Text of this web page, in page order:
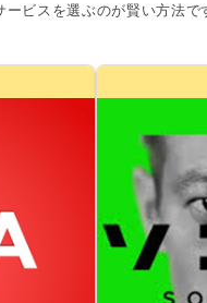
ビスを選ぶのが賢い方法で